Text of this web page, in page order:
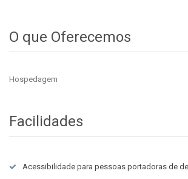
O que Oferecemos
Hospedagem
Facilidades
Acessibilidade para pessoas portadoras de